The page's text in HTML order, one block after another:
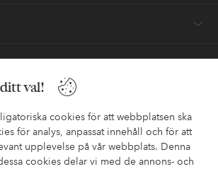
val!
cookies för att webbplatsen ska
för analys, anpassat innehåll och för att
upplevelse på vår webbplats. Denna
cookies delar vi med de annons- och
- Betala direkt eller dela upp